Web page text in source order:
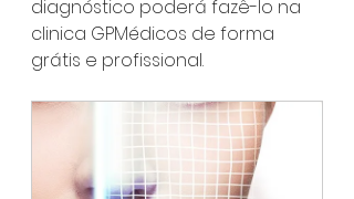
diagnóstico poderá fazê-lo na
clinica GPMédicos de forma
grátis e profissional.